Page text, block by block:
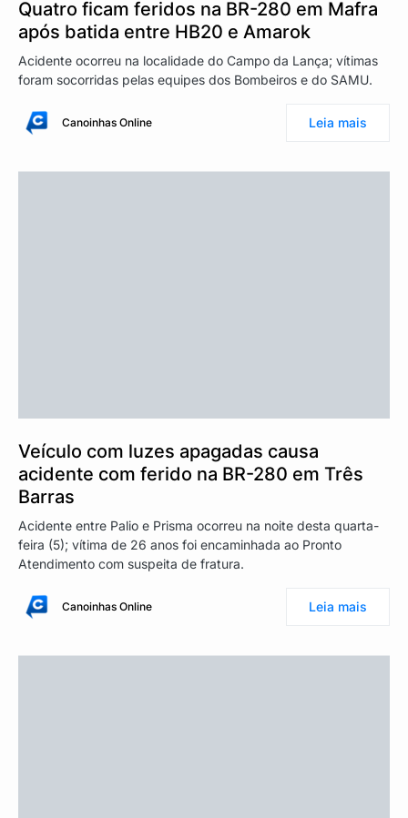
Quatro ficam feridos na BR-280 em Mafra
após batida entre HB20 e Amarok
Acidente ocorreu na localidade do Campo da Lança; vítimas
foram socorridas pelas equipes dos Bombeiros e do SAMU.
Canoinhas Online Leia mais
Veículo com luzes apagadas causa
acidente com ferido na BR-280 em Três
Barras
Acidente entre Palio e Prisma ocorreu na noite desta quarta-
feira (5); vítima de 26 anos foi encaminhada ao Pronto
Atendimento com suspeita de fratura.
Canoinhas Online Leia mais